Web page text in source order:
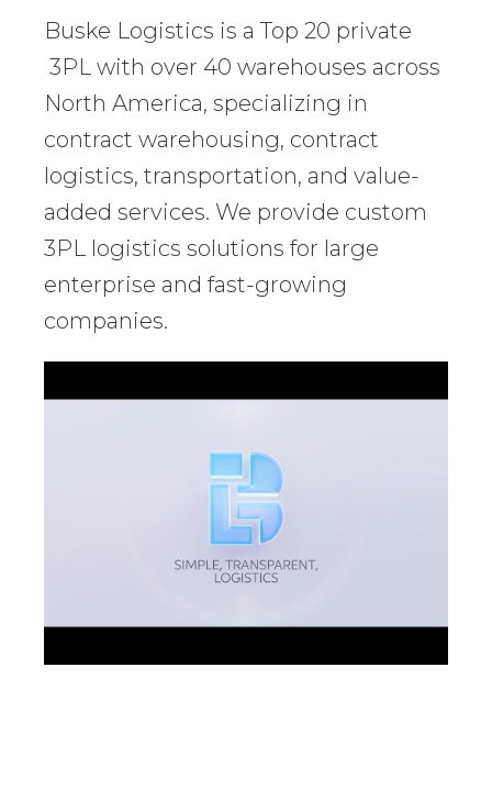
Buske Logistics is a Top 20 private
3PL with over 40 warehouses across
North America, specializing in
contract warehousing, contract
logistics, transportation, and value-
added services. We provide custom
3PL logistics solutions for large
enterprise and fast-growing
companies.